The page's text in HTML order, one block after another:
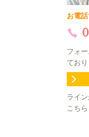
お電
フォ
てお
ライ
こち